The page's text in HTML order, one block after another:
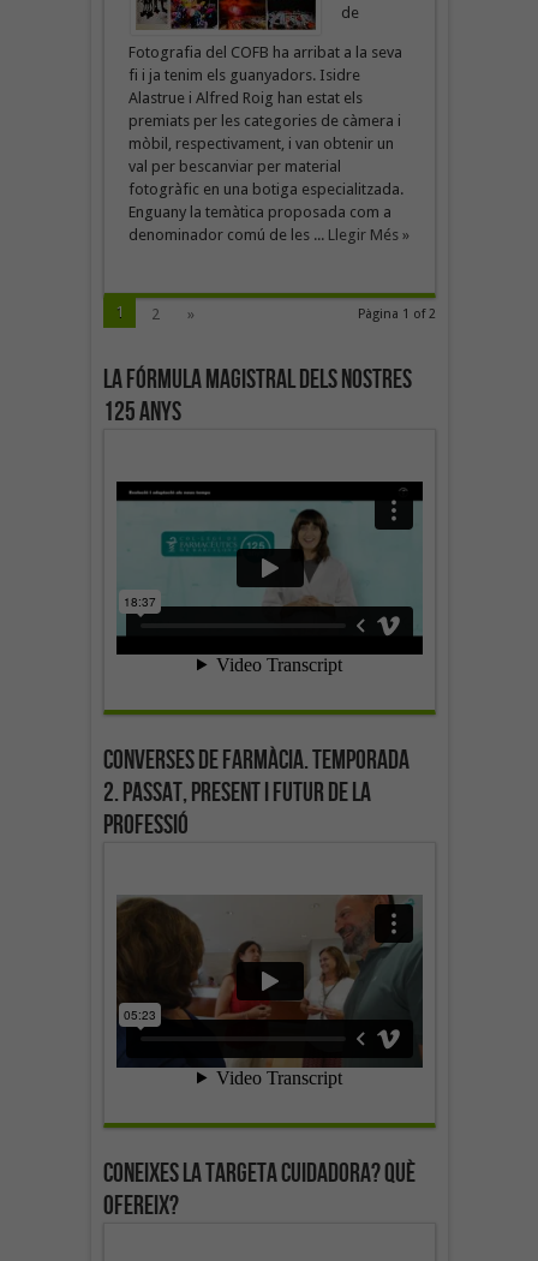
de
Fotografia del COFB ha arribat a la seva
fi i ja tenim els guanyadors. Isidre
Alastrue i Alfred Roig han estat els
premiats per les categories de càmera i
mòbil, respectivament, i van obtenir un
val per bescanviar per material
fotogràfic en una botiga especialitzada.
Enguany la temàtica proposada com a
denominador comú de les ... Llegir Més »
Pàgina 1 of 2
1 2 »
La fórmula magistral dels nostres
125 anys
Converses de farmàcia. Temporada
2. Passat, present i futur de la
professió
Coneixes la targeta cuidadora? Què
ofereix?